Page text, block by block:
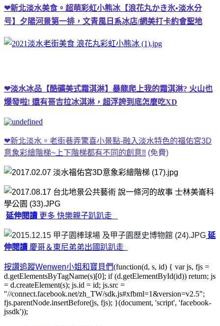
❤新北淡水美食。超萌彩虹小熊冰【浪花丸かき氷•淡水分
号】夕陽河景第一排，文青風日系冰店/網美打卡約會聖地
❤淡水冰品【酷礦美式霜淇淋】暴龍爬上我的霜淇淋? 火山也
爆發啦! 還有哥吉拉冰淇淋，超浮誇到底怎麼吃XD
❤新北淡水。老街巷弄驚喜小景點-融入淡水特色的福佑宮3D
意象彩繪階梯~上下階梯都有不同的創意!! (免費)
延伸閱讀 更多 快樂親子趴趴走
延
伸閱讀 慶哥＆東尼弟弟出國趴趴走
按讚追蹤Wenwen小姐和寶貝們(function(d, s, id) { var js, fjs =
d.getElementsByTagName(s)[0]; if (d.getElementById(id)) return; js
= d.createElement(s); js.id = id; js.src =
"//connect.facebook.net/zh_TW/sdk.js#xfbml=1&version=v2.5";
fjs.parentNode.insertBefore(js, fjs); }(document, 'script', 'facebook-
jssdk'));